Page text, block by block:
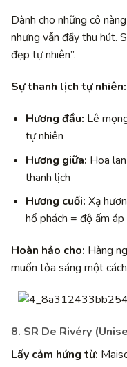
Dành cho những cô
nhưng vẫn đầy thu hút.
đẹp tự nhiên”.
Sự thanh lịch tự nhiên:
Hương đầu: Lê
tự nhiên
Hương giữa: Hoa
thanh lịch
Hương cuối: Xạ
hổ phách = độ ấm áp
Hoàn hảo cho: Hàng
muốn tỏa sáng một
8. SR De Rivéry
Lấy cảm hứng từ: